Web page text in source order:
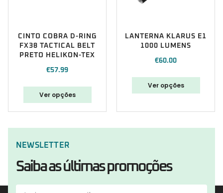
CINTO COBRA D-RING
FX38 TACTICAL BELT
PRETO HELIKON-TEX
€57.99
Ver opções
LANTERNA KLARUS E1
1000 LUMENS
€60.00
Ver opções
NEWSLETTER
Saiba as últimas promoções